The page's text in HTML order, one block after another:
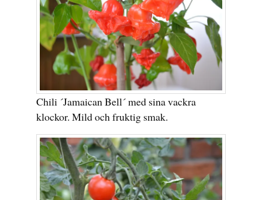
Chili ´Jamaican Bell´ med sina vackra
klockor. Mild och fruktig smak.